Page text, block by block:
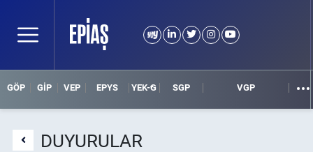
GÖP GİP VEP EPYS YEK-G SGP VGP
DUYURULAR